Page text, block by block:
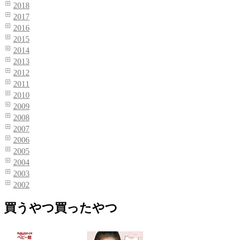
2018
2017
2016
2015
2014
2013
2012
2011
2010
2009
2008
2007
2006
2005
2004
2003
2002
買うやつ買ったやつ